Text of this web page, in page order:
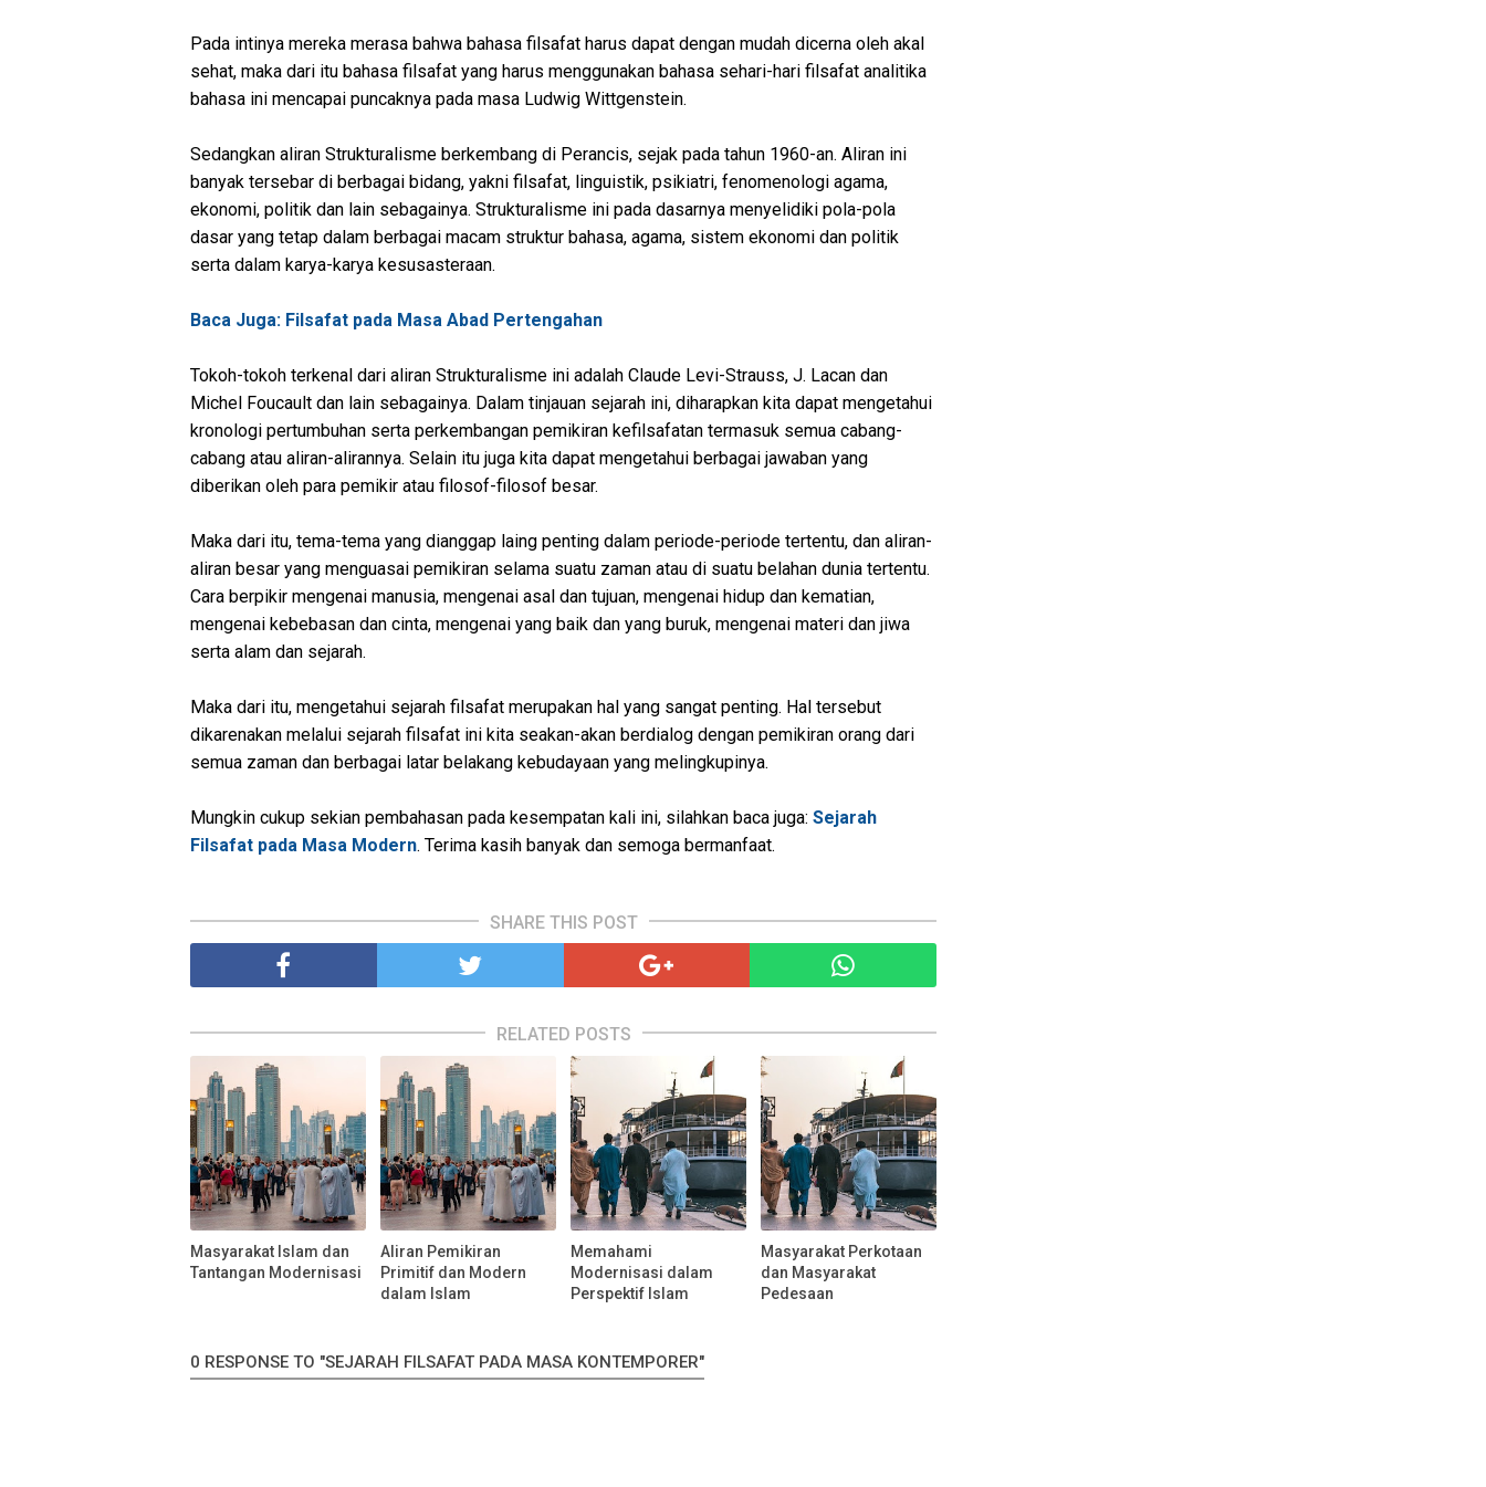
Pada intinya mereka merasa bahwa bahasa filsafat harus dapat dengan mudah dicerna oleh akal
sehat, maka dari itu bahasa filsafat yang harus menggunakan bahasa sehari-hari filsafat analitika
bahasa ini mencapai puncaknya pada masa Ludwig Wittgenstein.
Sedangkan aliran Strukturalisme berkembang di Perancis, sejak pada tahun 1960-an. Aliran ini
banyak tersebar di berbagai bidang, yakni filsafat, linguistik, psikiatri, fenomenologi agama,
ekonomi, politik dan lain sebagainya. Strukturalisme ini pada dasarnya menyelidiki pola-pola
dasar yang tetap dalam berbagai macam struktur bahasa, agama, sistem ekonomi dan politik
serta dalam karya-karya kesusasteraan.
Baca Juga: Filsafat pada Masa Abad Pertengahan
Tokoh-tokoh terkenal dari aliran Strukturalisme ini adalah Claude Levi-Strauss, J. Lacan dan
Michel Foucault dan lain sebagainya. Dalam tinjauan sejarah ini, diharapkan kita dapat mengetahui
kronologi pertumbuhan serta perkembangan pemikiran kefilsafatan termasuk semua cabang-
cabang atau aliran-alirannya. Selain itu juga kita dapat mengetahui berbagai jawaban yang
diberikan oleh para pemikir atau filosof-filosof besar.
Maka dari itu, tema-tema yang dianggap laing penting dalam periode-periode tertentu, dan aliran-
aliran besar yang menguasai pemikiran selama suatu zaman atau di suatu belahan dunia tertentu.
Cara berpikir mengenai manusia, mengenai asal dan tujuan, mengenai hidup dan kematian,
mengenai kebebasan dan cinta, mengenai yang baik dan yang buruk, mengenai materi dan jiwa
serta alam dan sejarah.
Maka dari itu, mengetahui sejarah filsafat merupakan hal yang sangat penting. Hal tersebut
dikarenakan melalui sejarah filsafat ini kita seakan-akan berdialog dengan pemikiran orang dari
semua zaman dan berbagai latar belakang kebudayaan yang melingkupinya.
Mungkin cukup sekian pembahasan pada kesempatan kali ini, silahkan baca juga: Sejarah
Filsafat pada Masa Modern. Terima kasih banyak dan semoga bermanfaat.
SHARE THIS POST
RELATED POSTS
Masyarakat Islam dan
Tantangan Modernisasi
Aliran Pemikiran
Primitif dan Modern
dalam Islam
Memahami
Modernisasi dalam
Perspektif Islam
Masyarakat Perkotaan
dan Masyarakat
Pedesaan
0 RESPONSE TO "SEJARAH FILSAFAT PADA MASA KONTEMPORER"